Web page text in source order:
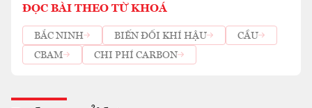
ĐỌC BÀI THEO TỪ KHOÁ
BẮC NINH BIẾN ĐỔI KHÍ HẬU
CẦU
CBAM
CHI PHÍ CARBON